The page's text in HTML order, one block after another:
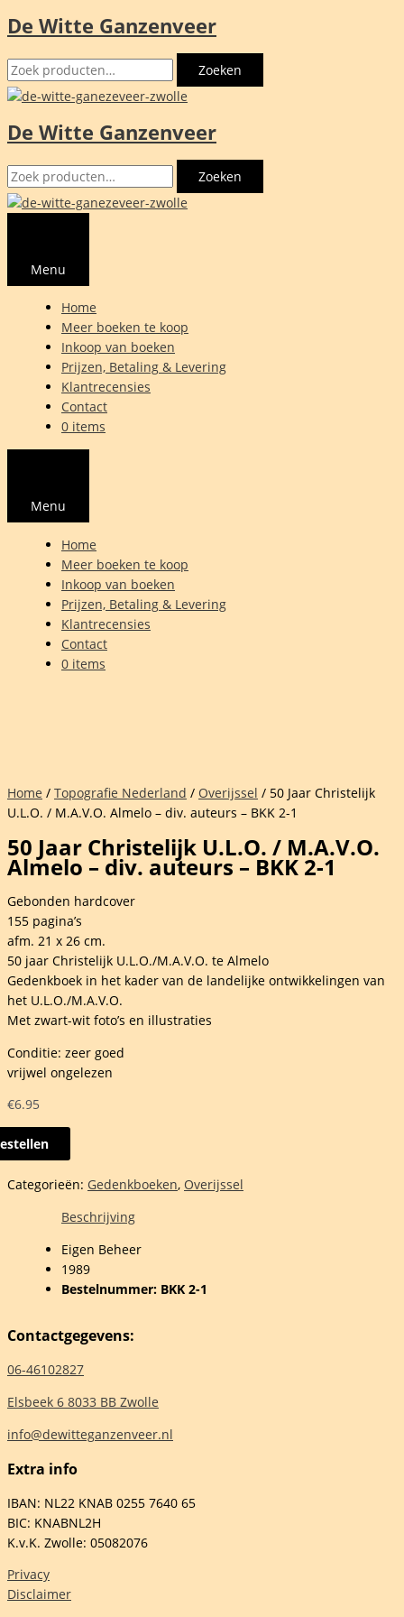
Ga
de
inhoud
De Witte Ganzenveer
Zoeken
naar:
Zoeken
De Witte Ganzenveer
Zoeken
naar:
Zoeken
Menu
Home
Meer boeken te koop
Inkoop van boeken
Prijzen, Betaling & Levering
Klantrecensies
Contact
0 items
Menu
Home
Meer boeken te koop
Inkoop van boeken
Prijzen, Betaling & Levering
Klantrecensies
Contact
0 items
Home / Topografie Nederland / Overijssel / 50 Jaar Christelijk
U.L.O. / M.A.V.O. Almelo – div. auteurs – BKK 2-1
50 Jaar Christelijk U.L.O. / M.A.V.O.
Almelo – div. auteurs – BKK 2-1
Gebonden hardcover
155 pagina’s
afm. 21 x 26 cm.
50 jaar Christelijk U.L.O./M.A.V.O. te Almelo
Gedenkboek in het kader van de landelijke ontwikkelingen van
het U.L.O./M.A.V.O.
Met zwart-wit foto’s en illustraties
Conditie: zeer goed
vrijwel ongelezen
€6.95
Categorieën: Gedenkboeken, Overijssel
Beschrijving
Eigen Beheer
1989
Bestelnummer: BKK 2-1
Contactgegevens:
06-46102827
Elsbeek 6 8033 BB Zwolle
info@dewitteganzenveer.nl
Extra info
IBAN: NL22 KNAB 0255 7640 65
BIC: KNABNL2H
K.v.K. Zwolle: 05082076
Privacy
Disclaimer